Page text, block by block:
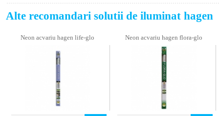
Alte recomandari solutii de iluminat hagen
Neon acvariu hagen life-glo Neon acvariu hagen flora-glo